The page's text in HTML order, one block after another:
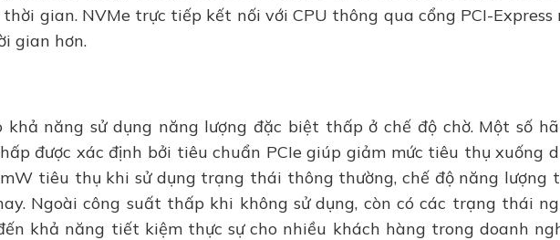
gian. NVMe trực tiếp kết nối với CPU thông qua cổng PCI-Express
gian hơn.
khả năng sử dụng năng lượng đặc biệt thấp ở chế độ chờ. Một số
được xác định bởi tiêu chuẩn PCIe giúp giảm mức tiêu thụ xuống
tiêu thụ khi sử dụng trạng thái thông thường, chế độ năng lượng
Ngoài công suất thấp khi không sử dụng, còn có các trạng thái
khả năng tiết kiệm thực sự cho nhiều khách hàng trong doanh